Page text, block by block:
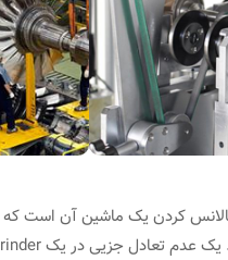
کردن یک ماشین آن است که